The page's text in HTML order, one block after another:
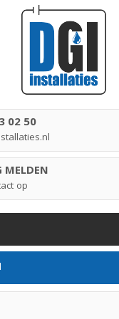
02 50
MELDEN
op